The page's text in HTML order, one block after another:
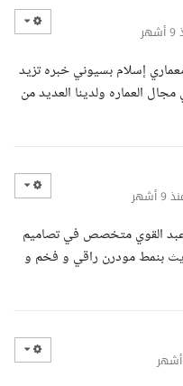
إسلام بسيوني خبره تزيد
العماره ولدينا العديد من
9 أشهر
القوي متخصص في تصاميم
بنمط مودرن راقي و فخم و